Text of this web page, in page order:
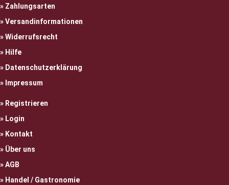
Zahlungsarten
Versandinformationen
Widerrufsrecht
Hilfe
Datenschutzerklärung
Impressum
Registrieren
Login
Kontakt
Über uns
AGB
Handel / Gastronomie